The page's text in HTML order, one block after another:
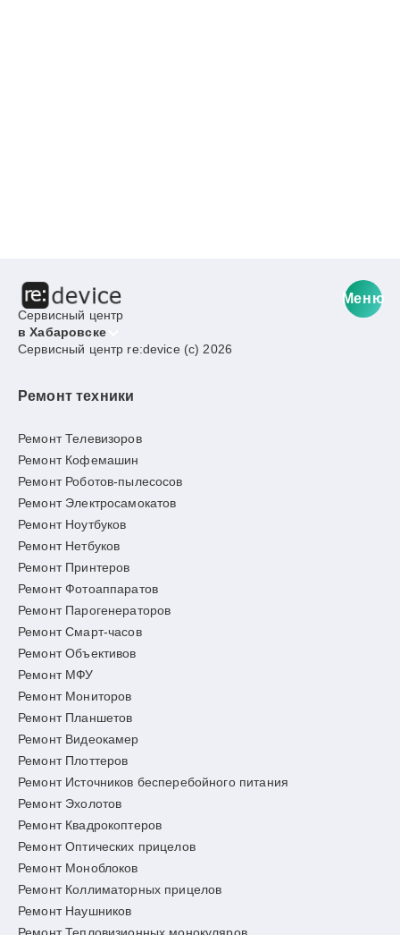
Сервисный центр
в Хабаровске
Меню
Сервисный центр re:device (c) 2026
Ремонт техники
Ремонт Телевизоров
Ремонт Кофемашин
Ремонт Роботов-пылесосов
Ремонт Электросамокатов
Ремонт Ноутбуков
Ремонт Нетбуков
Ремонт Принтеров
Ремонт Фотоаппаратов
Ремонт Парогенераторов
Ремонт Смарт-часов
Ремонт Объективов
Ремонт МФУ
Ремонт Мониторов
Ремонт Планшетов
Ремонт Видеокамер
Ремонт Плоттеров
Ремонт Источников бесперебойного питания
Ремонт Эхолотов
Ремонт Квадрокоптеров
Ремонт Оптических прицелов
Ремонт Моноблоков
Ремонт Коллиматорных прицелов
Ремонт Наушников